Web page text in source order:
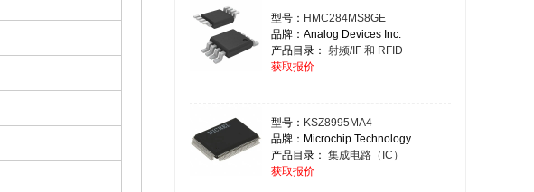
型号： HMC284MS8GE
品牌：Analog Devices Inc.
产品目录： 射频/IF 和 RFID
获取报价
型号： KSZ8995MA4
品牌：Microchip Technology
产品目录： 集成电路（IC）
获取报价